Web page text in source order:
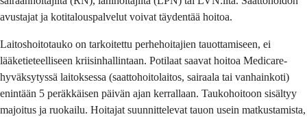
avustajat ja kotitalouspalvelut voivat täydentää hoitoa.
Laitoshoitotauko on tarkoitettu perhehoitajien tauottamiseen, ei
lääketieteelliseen kriisinhallintaan. Potilaat saavat hoitoa Medicare-
hyväksytyssä laitoksessa (saattohoitolaitos, sairaala tai vanhainkoti)
enintään 5 peräkkäisen päivän ajan kerrallaan. Taukohoitoon sisältyy
majoitus ja ruokailu. Hoitajat suunnittelevat tauon usein matkustamista,